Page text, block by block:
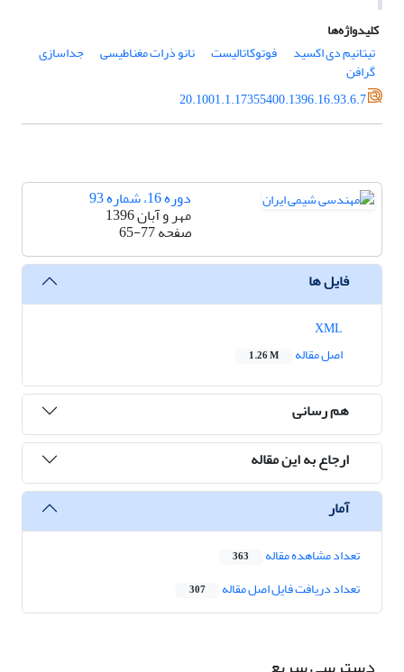
کلیدواژه‌ها
تیتانیم دی اکسید
فوتوکاتالیست نانو ذرات مغناطیسی جداسازی
گرافن
20.1001.1.17355400.1396.16.93.6.7
دوره 16، شماره 93
مهر و آبان 1396
صفحه65-77
فایل ها
اصل مقاله
1.26 M
هم رسانی
ارجاع به این مقاله
آمار
تعداد مشاهده مقاله 363
تعداد دریافت فایل اصل مقاله 307